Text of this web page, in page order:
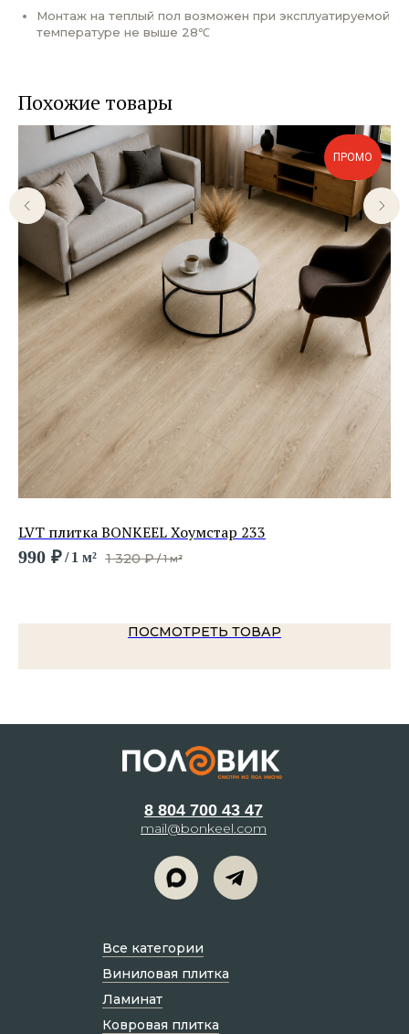
Монтаж на теплый пол возможен при эксплуатируемой
температуре не выше 28℃
Похожие товары
ПРОМО
LVT плитка BONKEEL Хоумстар 233
990 ₽/ 1 м² 1 320 ₽ / 1 м²
ПОСМОТРЕТЬ ТОВАР
8 804 700 43 47
mail@bonkeel.com
Все категории
Виниловая плитка
Ламинат
Ковровая плитка